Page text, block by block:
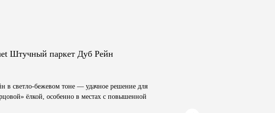
Штучный паркет Дуб Рейн
в светло-бежевом тоне — удачное решение для
ёлкой, особенно в местах с повышенной